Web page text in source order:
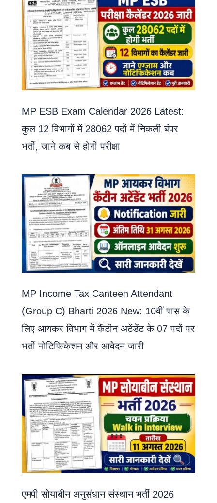
MP ESB Exam Calendar 2026 Latest:
कुल 12 विभागों में 28062 पदों में निकली बंपर
भर्ती, जाने कब से होगी परीक्षा
MP Income Tax Canteen Attendant
(Group C) Bharti 2026 New: 10वीं पास के
लिए आयकर विभाग में कैंटीन अटेंडेंट के 07 पदों पर
भर्ती नोटिफिकेशन और आवेदन जारी
एमपी सोयाबीन अनुसंधान संस्थान भर्ती 2026